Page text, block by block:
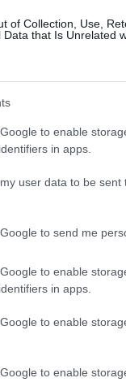
of Collection, Use,
Data that Is Unrelated
to enable
in apps.
user data to be
to send me
to enable
in apps.
to enable
to enable